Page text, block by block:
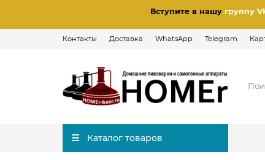
Вступите в нашу группу
Контакты Доставка WhatsApp Telegram
Каталог товаров